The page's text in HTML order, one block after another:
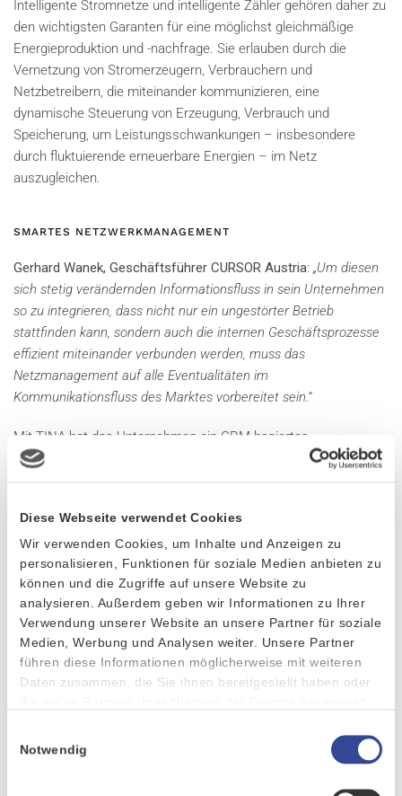
Diese Webseite verwendet Cookies
Wir verwenden Cookies, um Inhalte und Anzeigen zu
personalisieren, Funktionen für soziale Medien anbieten zu
können und die Zugriffe auf unsere Website zu
analysieren. Außerdem geben wir Informationen zu Ihrer
Verwendung unserer Website an unsere Partner für soziale
Medien, Werbung und Analysen weiter. Unsere Partner
führen diese Informationen möglicherweise mit weiteren
Daten zusammen, die Sie ihnen bereitgestellt haben oder
Notwendig
Intelligente Stromnetze und intelligente Zähler gehören daher zu
den wichtigsten Garanten für eine möglichst gleichmäßige
Energieproduktion und -nachfrage. Sie erlauben durch die
Vernetzung von Stromerzeugern, Verbrauchern und
Netzbetreibern, die miteinander kommunizieren, eine
dynamische Steuerung von Erzeugung, Verbrauch und
Speicherung, um Leistungsschwankungen – insbesondere
durch fluktuierende erneuerbare Energien – im Netz
auszugleichen.
SMARTES NETZWERKMANAGEMENT
Gerhard Wanek, Geschäftsführer CURSOR Austria: „Um diesen
sich stetig verändernden Informationsfluss in sein Unternehmen
so zu integrieren, dass nicht nur ein ungestörter Betrieb
stattfinden kann, sondern auch die internen Geschäftsprozesse
effizient miteinander verbunden werden, muss das
Netzmanagement auf alle Eventualitäten im
Kommunikationsfluss des Marktes vorbereitet sein.“
Mit TINA hat das Unternehmen ein CRM-basiertes
Netzmanagementsystem entwickelt, das Informationen aus
allen relevanten Systemen integriert und Informations- und
um die Umsetzung gesetzlicher Vorgaben, sondern auch um die
Unterstützung bei der Verwaltung von Netzverträgen über die
Marktpartnerkommunikation bis hin zum Geräte- und
Störungsmanagement. „Gerade hinsichtlich der in der
Energiewirtschaft oft verwendeten Speziallösungen haben wir
mit dem Best-of-Breed-Ansatz eine große Integrationsvielfalt
geschaffen“, so Wanek weiter.
Energieversorgungsunternehmen müssen eine breite Palette an
Geschäftsprozessen abdecken. Von Planung, Errichtung,